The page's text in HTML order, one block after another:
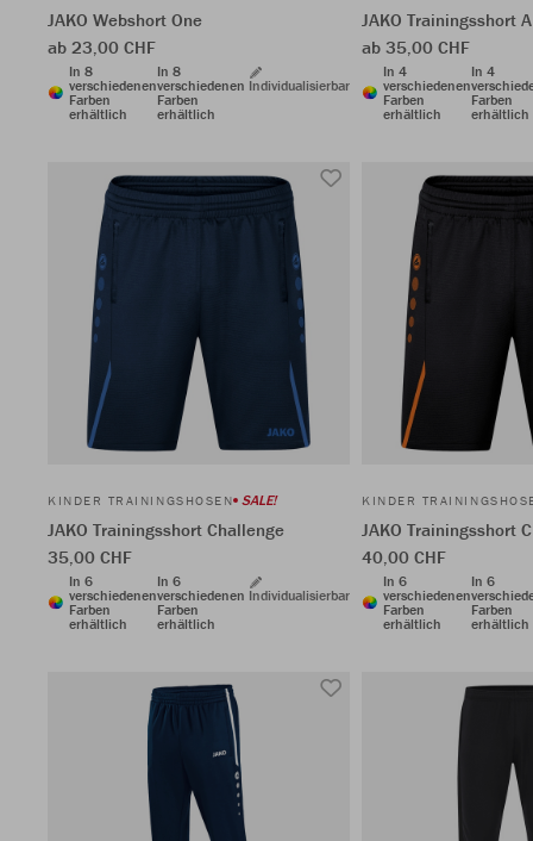
JAKO Webshort One
ab 23,00 CHF
In 8
verschiedenen
Farben
erhältlich
In 8
verschiedenen
Farben
erhältlich
Individualisierbar
JAKO Trainingsshort
ab 35,00 CHF
In 4
verschiedenen
Farben
erhältlich
In 4
Farben
erhältlich
KINDER TRAININGSHOSEN SALE!
JAKO Trainingsshort Challenge
35,00 CHF
In 6
verschiedenen
Farben
erhältlich
In 6
verschiedenen
Farben
erhältlich
Individualisierbar
KINDER
JAKO Trainingsshort
40,00 CHF
In 6
verschiedenen
Farben
erhältlich
In 6
Farben
erhältlich